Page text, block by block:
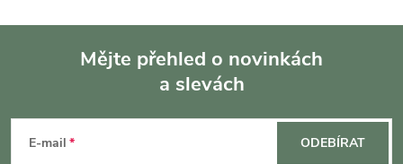
Mějte přehled o novinkách
a slevách
E-mail ODEBÍRAT